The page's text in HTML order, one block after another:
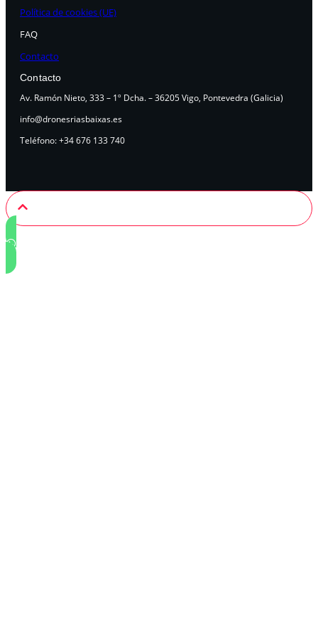
Política de cookies (UE)
FAQ
Contacto
Contacto
Av. Ramón Nieto, 333 – 1º Dcha. – 36205 Vigo, Pontevedra (Galicia)
info@dronesriasbaixas.es
Teléfono: +34 676 133 740